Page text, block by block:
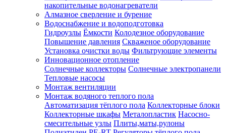
накопительные водонагреватели
Алмазное сверление и бурение
Водоснабжение и водоподготовка
Гидроузлы Ёмкости Колодезное оборудование
Повышение давления Скваженое оборудование
Установка очистки воды Фильтрующие элементы
Инновационное отопление
Солнечные коллекторы Солнечные электропанели
Тепловые насосы
Монтаж вентиляции
Монтаж водяного теплого пола
Автоматизация тёплого пола Коллекторные блоки
Коллекторные шкафы Металопластик Насосно-
смесительные узлы Плиты,маты,рулоны